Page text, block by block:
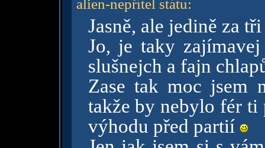
alien-nepřítel státu:
Jasně, ale jedině za
Jo, je taky
slušnejch a fajn
Zase tak moc jsem
takže by nebylo fér ti
výhodu před partií